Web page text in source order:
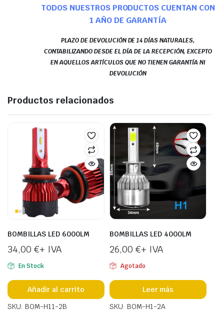
TODOS NUESTROS PRODUCTOS CUENTAN CON
1 AÑO DE GARANTÍA
PLAZO DE DEVOLUCIÓN DE 14 DÍAS NATURALES,
CONTABILIZANDO DESDE EL DÍA DE LA RECEPCIÓN, EXCEPTO
EN AQUELLOS ARTÍCULOS QUE NO TIENEN GARANTÍA NI
DEVOLUCIÓN
Productos relacionados
BOMBILLAS LED 6000LM
34,00 €+ IVA
En Stock
Añadir al carrito
SKU: BOM-H11-2B
BOMBILLAS LED 4000LM
26,00 €+ IVA
Agotado
Leer más
SKU: BOM-H1-2A